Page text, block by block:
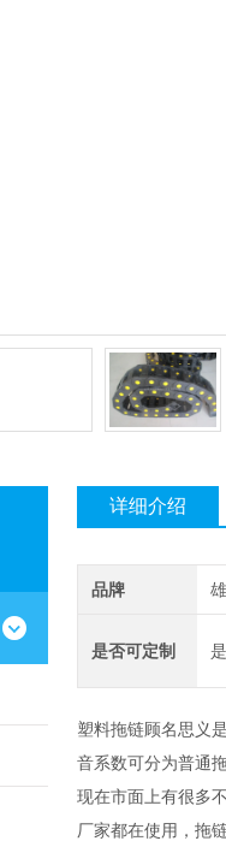
详细介绍
品牌
是否可定制 是
塑料拖链顾名思义
音系数可分为普通
现在市面上有很多
厂家都在使用，拖